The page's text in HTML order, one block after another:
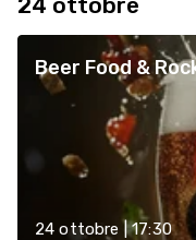
Beer Food &
24 ottobre | 17:30